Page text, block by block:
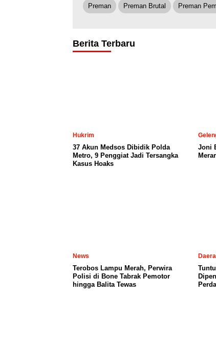
Preman Preman Brutal Preman
Berita Terbaru
Hukrim
37 Akun Medsos Dibidik Polda
Metro, 9 Penggiat Jadi Tersangka
Kasus Hoaks
Joni
News
Terobos Lampu Merah, Perwira
Polisi di Bone Tabrak Pemotor
hingga Balita Tewas